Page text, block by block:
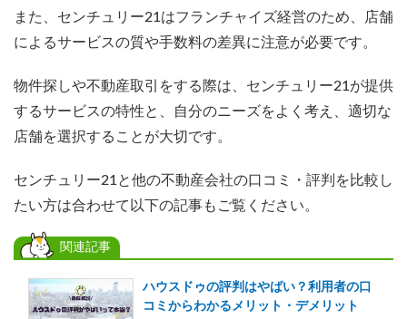
また、センチュリー21はフランチャイズ経営のため、店舗
によるサービスの質や手数料の差異に注意が必要です。
物件探しや不動産取引をする際は、センチュリー21が提供
するサービスの特性と、自分のニーズをよく考え、適切な
店舗を選択することが大切です。
センチュリー21と他の不動産会社の口コミ・評判を比較し
たい方は合わせて以下の記事もご覧ください。
関連記事
ハウスドゥの評判はやばい？利用者の口
コミからわかるメリット・デメリット